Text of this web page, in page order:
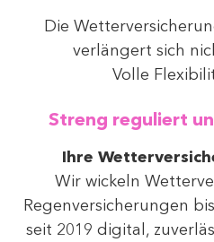
Die
verlängert sich
Volle
Streng reguliert
Ihre
Wir wickeln
Regenversicherungen
seit 2019 digital,